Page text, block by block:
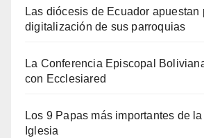
Las diócesis de Ecuador apuestan
digitalización de sus parroquias
La Conferencia Episcopal
con Ecclesiared
Los 9 Papas más importantes de
Iglesia